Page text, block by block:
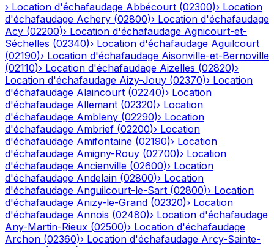
› Location d'échafaudage Abbécourt (02300)› Location
d'échafaudage Achery (02800)› Location d'échafaudage
Acy (02200)› Location d'échafaudage Agnicourt-et-
Séchelles (02340)› Location d'échafaudage Aguilcourt
(02190)› Location d'échafaudage Aisonville-et-Bernoville
(02110)› Location d'échafaudage Aizelles (02820)›
Location d'échafaudage Aizy-Jouy (02370)› Location
d'échafaudage Alaincourt (02240)› Location
d'échafaudage Allemant (02320)› Location
d'échafaudage Ambleny (02290)› Location
d'échafaudage Ambrief (02200)› Location
d'échafaudage Amifontaine (02190)› Location
d'échafaudage Amigny-Rouy (02700)› Location
d'échafaudage Ancienville (02600)› Location
d'échafaudage Andelain (02800)› Location
d'échafaudage Anguilcourt-le-Sart (02800)› Location
d'échafaudage Anizy-le-Grand (02320)› Location
d'échafaudage Annois (02480)› Location d'échafaudage
Any-Martin-Rieux (02500)› Location d'échafaudage
Archon (02360)› Location d'échafaudage Arcy-Sainte-